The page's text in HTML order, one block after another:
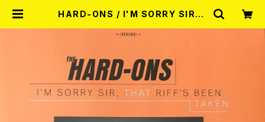
HARD-ONS / I'M SORRY SIR，T
CD) | RECORD SHOP MISERY